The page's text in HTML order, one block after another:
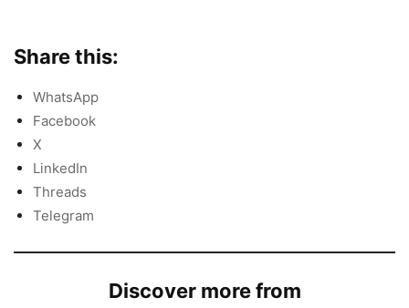
Share this:
WhatsApp
Facebook
X
LinkedIn
Threads
Telegram
Discover more from